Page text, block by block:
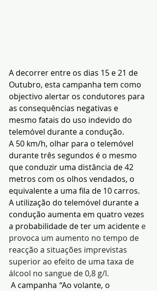
A decorrer entre os dias 15 e 21 de
Outubro, esta campanha tem como
objectivo alertar os condutores para
as consequências negativas e
mesmo fatais do uso indevido do
telemóvel durante a condução.
A 50 km/h, olhar para o telemóvel
durante três segundos é o mesmo
que conduzir uma distância de 42
metros com os olhos vendados, o
equivalente a uma fila de 10 carros.
A utilização do telemóvel durante a
condução aumenta em quatro vezes
a probabilidade de ter um acidente e
provoca um aumento no tempo de
reacção a situações imprevistas
superior ao efeito de uma taxa de
álcool no sangue de 0,8 g/l.
A campanha “Ao volante, o